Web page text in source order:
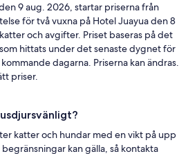
9 aug. 2026, startar priserna från
för två vuxna på Hotel Juayua den 8
och avgifter. Priset baseras på det
hittats under det senaste dygnet för
dagarna. Priserna kan ändras.
priser.
katter och hundar med en vikt på upp
kan gälla, så kontakta